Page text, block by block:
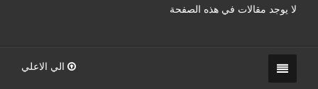
لا يوجد مقالات في هذه الصفحة
الي الاعلي